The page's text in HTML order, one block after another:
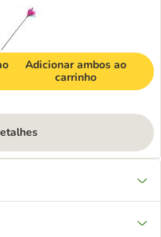
Adicionar ambos ao
carrinho